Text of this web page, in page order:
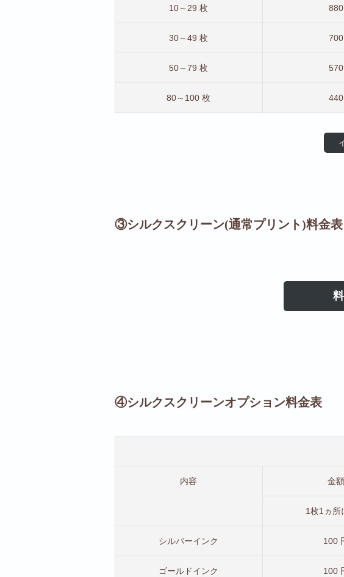
10～29 枚 880
30～49 枚 700
50～79 枚 570
80～100 枚 440
③シルクスクリーン(通常プリント)料金表
④シルクスクリーンオプション料金表
内容 金額
1枚1ヵ所
シルバーインク 100
ゴールドインク 100